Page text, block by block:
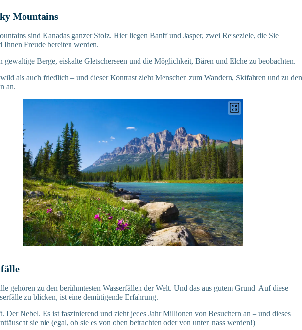
Mountains
sind Kanadas ganzer Stolz. Hier liegen Banff und Jasper, zwei Reiseziele, die Sie
Ihnen Freude bereiten werden.
gewaltige Berge, eiskalte Gletscherseen und die Möglichkeit, Bären und Elche zu beobachten.
als auch friedlich – und dieser Kontrast zieht Menschen zum Wandern, Skifahren und zu den
an.
gehören zu den berühmtesten Wasserfällen der Welt. Und das aus gutem Grund. Auf diese
zu blicken, ist eine demütigende Erfahrung.
Der Nebel. Es ist faszinierend und zieht jedes Jahr Millionen von Besuchern an – und dieses
sie nie (egal, ob sie es von oben betrachten oder von unten nass werden!).